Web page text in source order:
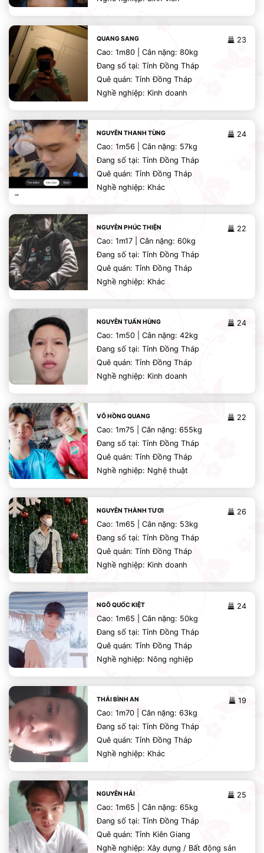
23
QUANG SANG
Cao: 1m80 | Cân nặng: 80kg
Đang số tại: Tỉnh Đồng Tháp
Quê quán: Tỉnh Đồng Tháp
Nghề nghiệp: Kinh doanh
24
NGUYỄN THANH TÙNG
Cao: 1m56 | Cân nặng: 57kg
Đang số tại: Tỉnh Đồng Tháp
Quê quán: Tỉnh Đồng Tháp
Nghề nghiệp: Khác
22
NGUYỄN PHÚC THIỆN
Cao: 1m17 | Cân nặng: 60kg
Đang số tại: Tỉnh Đồng Tháp
Quê quán: Tỉnh Đồng Tháp
Nghề nghiệp: Khác
24
NGUYỄN TUẤN HÙNG
Cao: 1m50 | Cân nặng: 42kg
Đang số tại: Tỉnh Đồng Tháp
Quê quán: Tỉnh Đồng Tháp
Nghề nghiệp: Kinh doanh
22
VÕ HỒNG QUANG
Cao: 1m75 | Cân nặng: 655kg
Đang số tại: Tỉnh Đồng Tháp
Quê quán: Tỉnh Đồng Tháp
Nghề nghiệp: Nghệ thuật
26
NGUYỄN THÀNH TƯƠI
Cao: 1m65 | Cân nặng: 53kg
Đang số tại: Tỉnh Đồng Tháp
Quê quán: Tỉnh Đồng Tháp
Nghề nghiệp: Kinh doanh
24
NGÔ QUỐC KIỆT
Cao: 1m65 | Cân nặng: 50kg
Đang số tại: Tỉnh Đồng Tháp
Quê quán: Tỉnh Đồng Tháp
Nghề nghiệp: Nông nghiệp
19
THÁI BÌNH AN
Cao: 1m70 | Cân nặng: 63kg
Đang số tại: Tỉnh Đồng Tháp
Quê quán: Tỉnh Đồng Tháp
Nghề nghiệp: Khác
25
NGUYỄN HẢI
Cao: 1m65 | Cân nặng: 65kg
Đang số tại: Tỉnh Đồng Tháp
Quê quán: Tỉnh Kiên Giang
Nghề nghiệp: Xây dựng / Bất động sản